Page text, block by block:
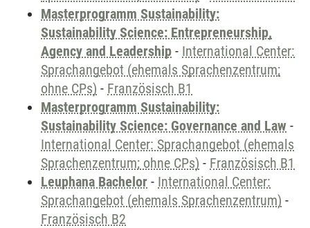
Masterprogramm Sustainability:
Sustainability Science: Entrepreneurship,
Agency and Leadership - International Center:
Sprachangebot (ehemals Sprachenzentrum;
ohne CPs) - Französisch B1
Masterprogramm Sustainability:
Sustainability Science: Governance and Law -
International Center: Sprachangebot (ehemals
Sprachenzentrum; ohne CPs) - Französisch B1
Leuphana Bachelor - International Center:
Sprachangebot (ehemals Sprachenzentrum) -
Französisch B2